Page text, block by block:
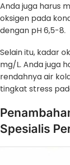
Anda juga harus
oksigen pada
dengan pH 6,5-8.
Selain itu, kadar
mg/L. Anda juga
rendahnya air
tingkat stress
Spesialis